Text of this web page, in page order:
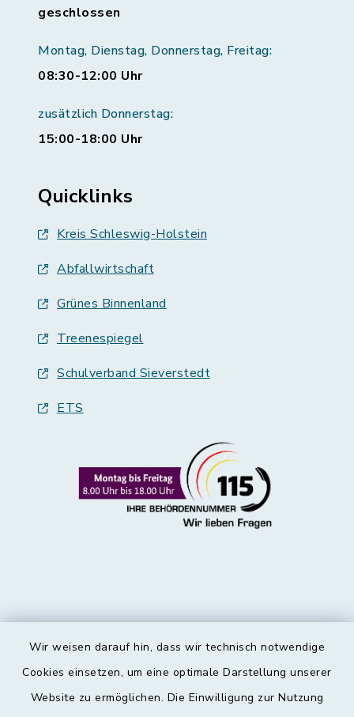
Wir weisen darauf hin, dass wir technisch notwendige
Cookies einsetzen, um eine optimale Darstellung unserer
Website zu ermöglichen. Die Einwilligung zur Nutzung
geschlossen
Montag, Dienstag, Donnerstag, Freitag:
08:30-12:00 Uhr
zusätzlich Donnerstag:
15:00-18:00 Uhr
Quicklinks
Kreis Schleswig-Holstein
Abfallwirtschaft
Grünes Binnenland
Treenespiegel
Schulverband Sieverstedt
ETS
Kontakt